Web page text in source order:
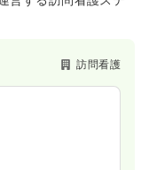
訪問看護